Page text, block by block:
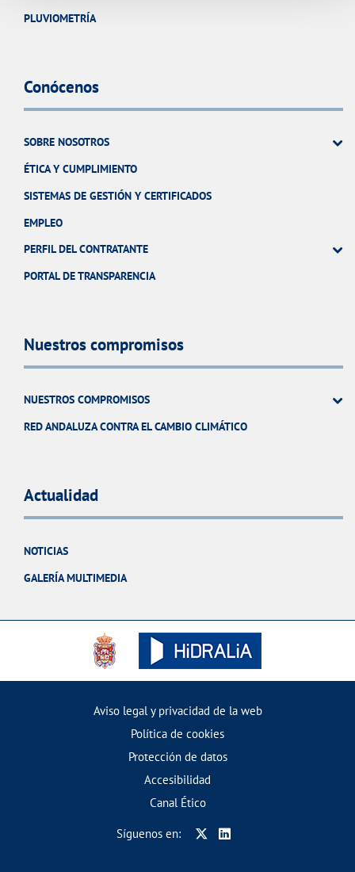
PLUVIOMETRÍA
Conócenos
SOBRE NOSOTROS
ÉTICA Y CUMPLIMIENTO
SISTEMAS DE GESTIÓN Y CERTIFICADOS
EMPLEO
PERFIL DEL CONTRATANTE
PORTAL DE TRANSPARENCIA
Nuestros compromisos
NUESTROS COMPROMISOS
RED ANDALUZA CONTRA EL CAMBIO CLIMÁTICO
Actualidad
NOTICIAS
GALERÍA MULTIMEDIA
Aviso legal y privacidad de la web
Política de cookies
Protección de datos
Accesibilidad
Canal Ético
Síguenos en: